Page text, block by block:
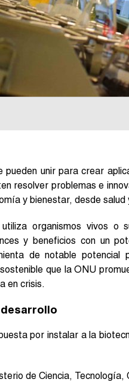
unir para crear
resolver problemas e
y bienestar, desde
organismos vivos o
y beneficios con un
de notable
que la ONU
en crisis.
por instalar a la
de Ciencia,